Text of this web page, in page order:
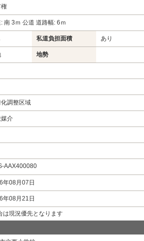
権
南 3ｍ 公道 道路幅: 6ｍ
私道負担面積 あり
地勢
調整区域
介
AAX400080
年08月07日
年08月21日
現況優先となります